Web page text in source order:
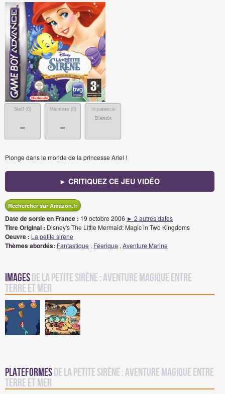
Staff (0)
-
Membres (0)
-
Impatience
Bientôt
Plonge dans le monde de la princesse Ariel !
► CRITIQUEZ CE JEU VIDÉO
Rechercher sur Amazon.fr
Date de sortie en France : 19 octobre 2006 ► 2 autres dates
Titre Original : Disney's The Little Mermaid: Magic in Two Kingdoms
Oeuvre : La petite sirène
Thèmes abordés: Fantastique , Féerique , Aventure Marine
Imagesde La Petite Sirène : Aventure Magique entre
Terre et Mer
Plateformesde La Petite Sirène : Aventure Magique entre
Terre et Mer